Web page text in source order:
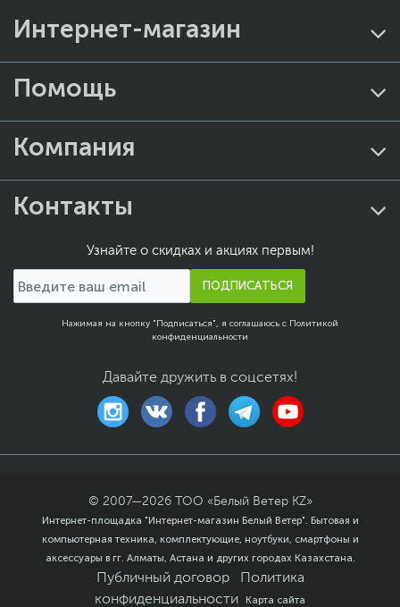
Интернет-магазин
Помощь
Компания
Контакты
Узнайте о скидках и акциях первым!
ПОДПИСАТЬСЯ
Нажимая на кнопку "Подписаться", я соглашаюсь с Политикой
конфиденциальности
Давайте дружить в соцсетях!
© 2007—2026
ТОО «Белый Ветер KZ»
Интернет-площадка "Интернет-магазин Белый Ветер". Бытовая и
компьютерная техника, комплектующие, ноутбуки, смартфоны и
аксессуары в гг. Алматы, Астана и других городах Казахстана.
Публичный договор
Политика
конфиденциальности
Карта сайта